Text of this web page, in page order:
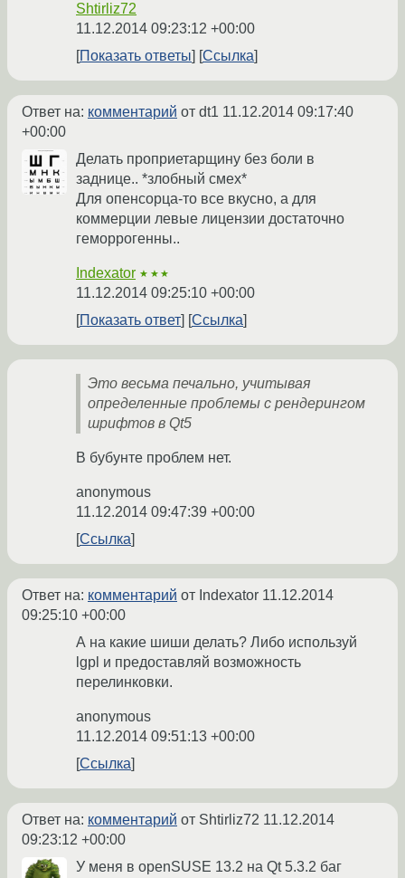
Shtirliz72
11.12.2014 09:23:12 +00:00
Показать ответы
Ссылка
Ответ на: комментарий от dt1 11.12.2014 09:17:40
+00:00
Делать проприетарщину без боли в
заднице.. *злобный смех*
Для опенсорца-то все вкусно, а для
коммерции левые лицензии достаточно
геморрогенны..
Indexator ★★★
11.12.2014 09:25:10 +00:00
Показать ответ
Ссылка
Это весьма печально, учитывая
определенные проблемы с рендерингом
шрифтов в Qt5
В бубунте проблем нет.
anonymous
11.12.2014 09:47:39 +00:00
Ссылка
Ответ на: комментарий от Indexator 11.12.2014
09:25:10 +00:00
А на какие шиши делать? Либо используй
lgpl и предоставляй возможность
перелинковки.
anonymous
11.12.2014 09:51:13 +00:00
Ссылка
Ответ на: комментарий от Shtirliz72 11.12.2014
09:23:12 +00:00
У меня в openSUSE 13.2 на Qt 5.3.2 баг